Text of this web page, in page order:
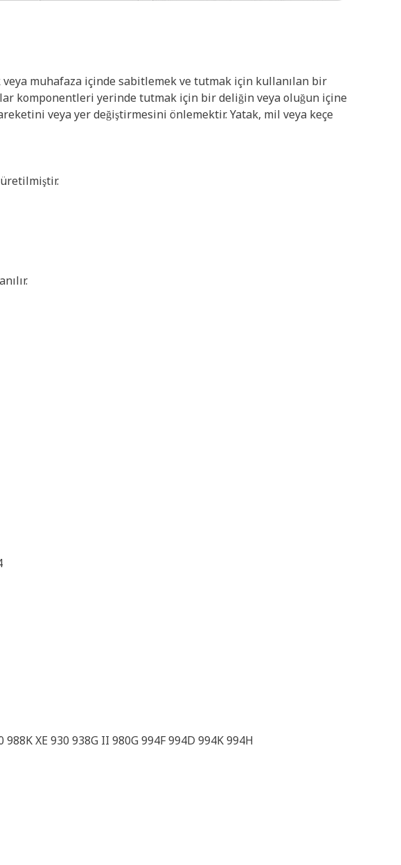
muhafaza içinde sabitlemek ve tutmak için kullanılan bir
komponentleri yerinde tutmak için bir deliğin veya oluğun içine
veya yer değiştirmesini önlemektir. Yatak, mil veya keçe
XE 930 938G II 980G 994F 994D 994K 994H